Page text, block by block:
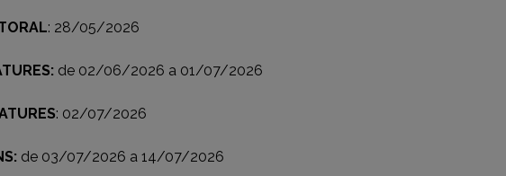
: 28/05/2026
de 02/06/2026 a 01/07/2026
: 02/07/2026
de 03/07/2026 a 14/07/2026